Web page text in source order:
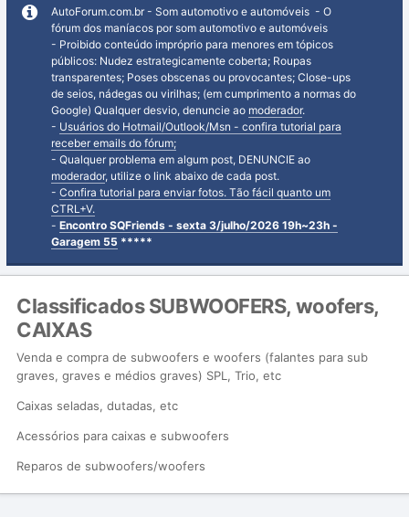
AutoForum.com.br - Som automotivo e automóveis - O
fórum dos maníacos por som automotivo e automóveis
- Proibido conteúdo impróprio para menores em tópicos
públicos: Nudez estrategicamente coberta; Roupas
transparentes; Poses obscenas ou provocantes; Close-ups
de seios, nádegas ou virilhas; (em cumprimento a normas do
Google) Qualquer desvio, denuncie ao moderador.
- Usuários do Hotmail/Outlook/Msn - confira tutorial para
receber emails do fórum;
- Qualquer problema em algum post, DENUNCIE ao
moderador, utilize o link abaixo de cada post.
- Confira tutorial para enviar fotos. Tão fácil quanto um
CTRL+V.
- Encontro SQFriends - sexta 3/julho/2026 19h~23h -
Garagem 55 *****
Classificados SUBWOOFERS, woofers,
CAIXAS
Venda e compra de subwoofers e woofers (falantes para sub
graves, graves e médios graves) SPL, Trio, etc
Caixas seladas, dutadas, etc
Acessórios para caixas e subwoofers
Reparos de subwoofers/woofers